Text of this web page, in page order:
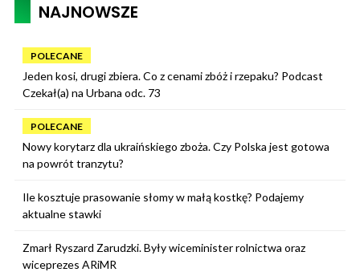
NAJNOWSZE
POLECANE
Jeden kosi, drugi zbiera. Co z cenami zbóż i rzepaku? Podcast
Czekał(a) na Urbana odc. 73
POLECANE
Nowy korytarz dla ukraińskiego zboża. Czy Polska jest gotowa
na powrót tranzytu?
Ile kosztuje prasowanie słomy w małą kostkę? Podajemy
aktualne stawki
Zmarł Ryszard Zarudzki. Były wiceminister rolnictwa oraz
wiceprezes ARiMR